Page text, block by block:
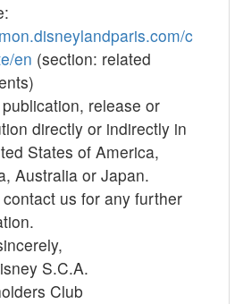
c
en (section: related
release or
directly or indirectly in
States of America,
Australia or Japan.
us for any further
S.C.A.
Club